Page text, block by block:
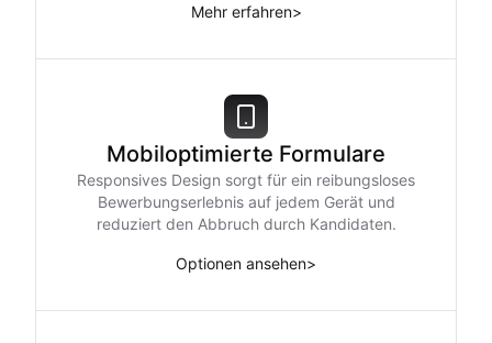
Mehr erfahren>
Mobiloptimierte Formulare
Responsives Design sorgt für ein reibungsloses
Bewerbungserlebnis auf jedem Gerät und
reduziert den Abbruch durch Kandidaten.
Optionen ansehen>